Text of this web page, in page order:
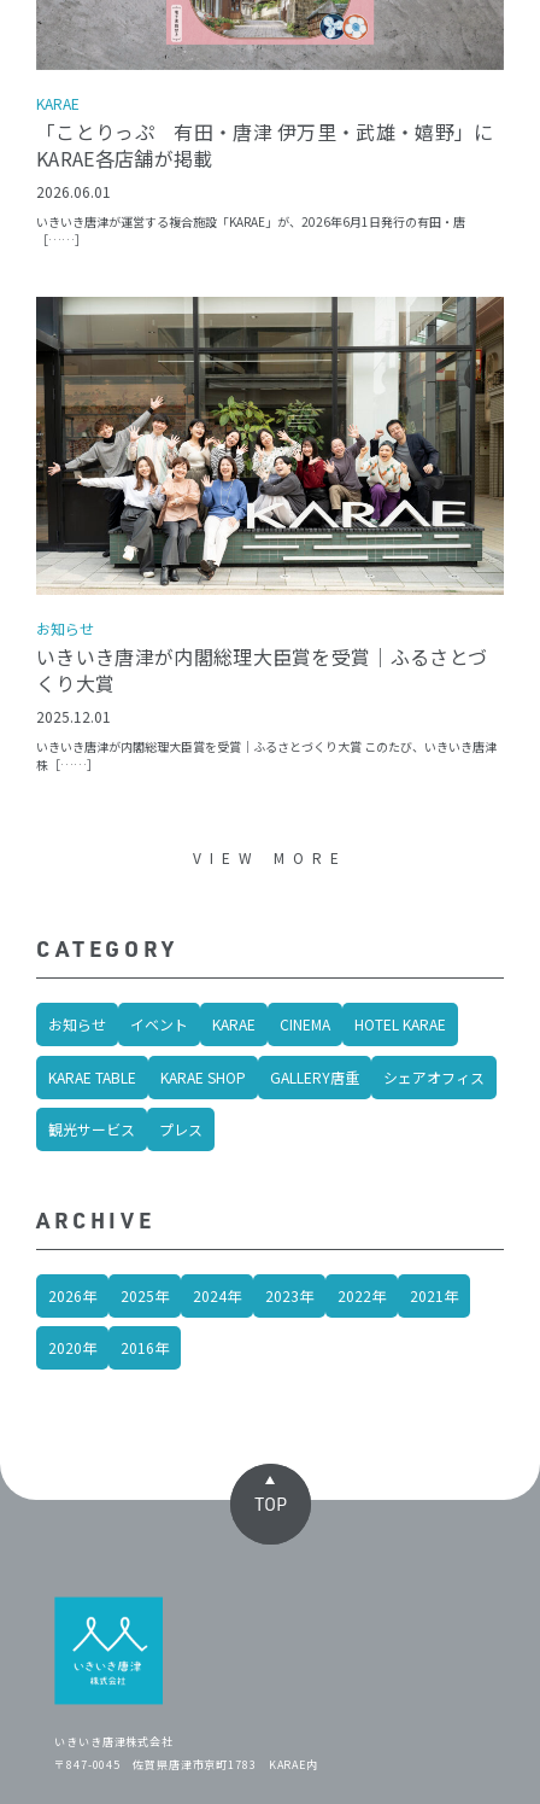
CATEGORY
お知らせ イベント KARAE CINEMA HOTEL KARAE
KARAE TABLE KARAE SHOP GALLERY唐重 シェアオフィス
観光サービス プレス
ARCHIVE
2026年 2025年 2024年 2023年 2022年 2021年
2020年 2016年
KARAE
「ことりっぷ 有田・唐津 伊万里・武雄・嬉野」に
KARAE各店舗が掲載
2026.06.01
いきいき唐津が運営する複合施設「KARAE」が、2026年6月1日発行の有田・唐
［……］
お知らせ
いきいき唐津が内閣総理大臣賞を受賞｜ふるさとづ
くり大賞
2025.12.01
いきいき唐津が内閣総理大臣賞を受賞｜ふるさとづくり大賞 このたび、いきいき唐津
株［……］
VIEW MORE
TOP
いきいき唐津株式会社
〒847-0045 佐賀県唐津市京町1783 KARAE内